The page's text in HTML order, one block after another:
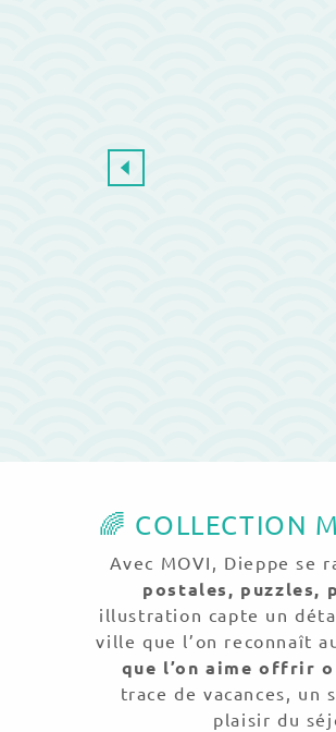
🌈 COLLECTION
Avec MOVI, Dieppe se
postales, puzzles,
illustration capte un
ville que l’on reconnaît
que l’on aime offrir
trace de vacances, un
plaisir du